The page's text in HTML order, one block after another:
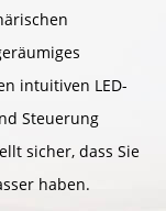
intuitiven LED-
Steuerung
sicher, dass Sie
haben.